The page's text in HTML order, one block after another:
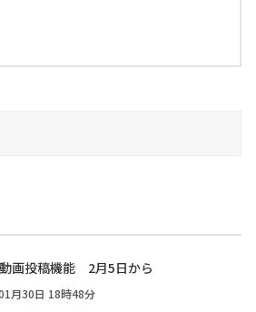
画投稿機能 2月5日から
月30日 18時48分